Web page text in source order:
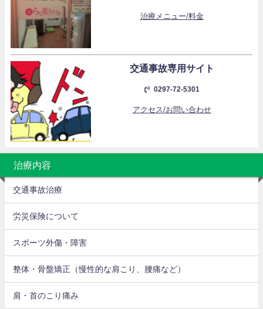
治療メニュー/料金
交通事故専用サイト
0297-72-5301
アクセス/お問い合わせ
治療内容
交通事故治療
労災保険について
スポーツ外傷・障害
整体・骨盤矯正（慢性的な肩こり、腰痛など）
肩・首のこり痛み